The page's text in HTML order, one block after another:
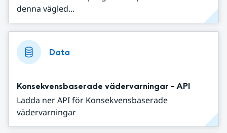
denna vägled...
Data
Konsekvensbaserade vädervarningar - API
Ladda ner API för Konsekvensbaserade
vädervarningar